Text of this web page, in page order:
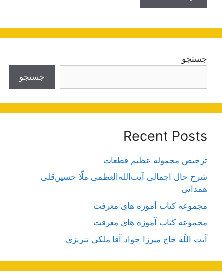
جستجو
جستجو
Recent Posts
ترخیص محموله عظیم قطعات
شرح حال اجمالی آیت‌الله‌العظمی ملّا حسین‌قلی
همدانی
مجموعه کتاب آموزه های معرفت
مجموعه کتاب آموزه های معرفت
آیت اللَه حاج میرزا جواد آقا ملکی تبریزی